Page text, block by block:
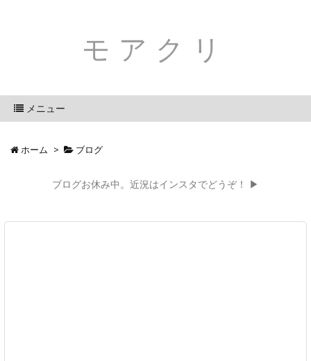
モアクリ
メニュー
ホーム > ブログ
ブログお休み中。近況はインスタでどうぞ！ ▶